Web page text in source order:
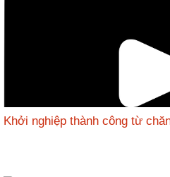
Khởi nghiệp thành công từ